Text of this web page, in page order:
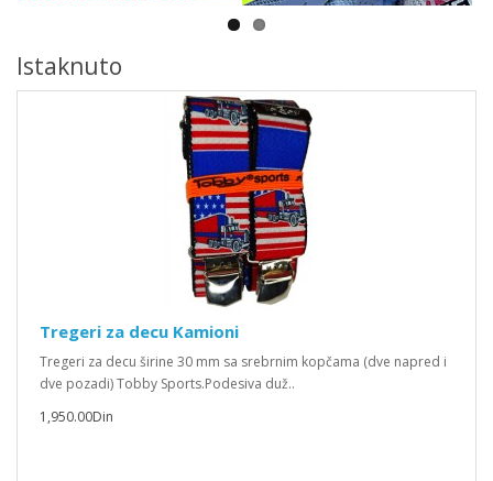
Istaknuto
Tregeri za decu Kamioni
Tregeri za decu širine 30 mm sa srebrnim kopčama (dve napred i
dve pozadi) Tobby Sports.Podesiva duž..
1,950.00Din